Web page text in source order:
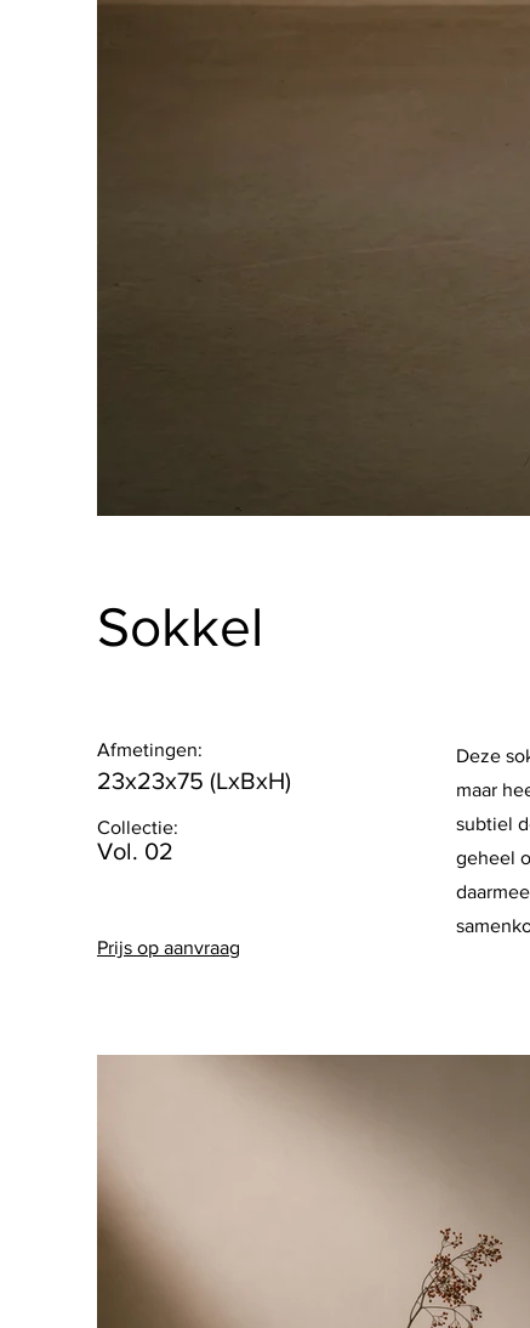
Sokkel
Afmetingen:
23x23x75 (LxBxH)
Collectie:
Vol. 02
Prijs op aanvraag
Deze
maar
subtiel
geheel